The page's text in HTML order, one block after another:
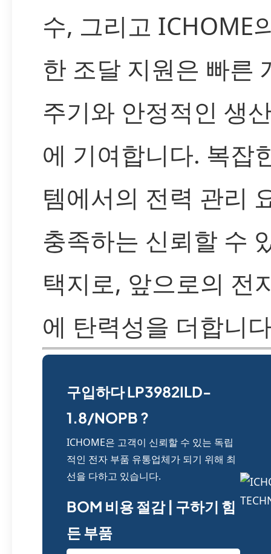
수, 그리고 ICHOME
한 조달 지원은 빠른
주기와 안정적인 생
에 기여합니다. 복잡
템에서의 전력 관리
충족하는 신뢰할 수
택지로, 앞으로의 전
에 탄력성을 더합니
구입하다 LP3982ILD-
1.8/NOPB ?
ICHOME은 고객이 신뢰할 수 있는 독립
적인 전자 부품 유통업체가 되기 위해 최
선을 다하고 있습니다.
BOM 비용 절감 | 구하기 힘
든 부품